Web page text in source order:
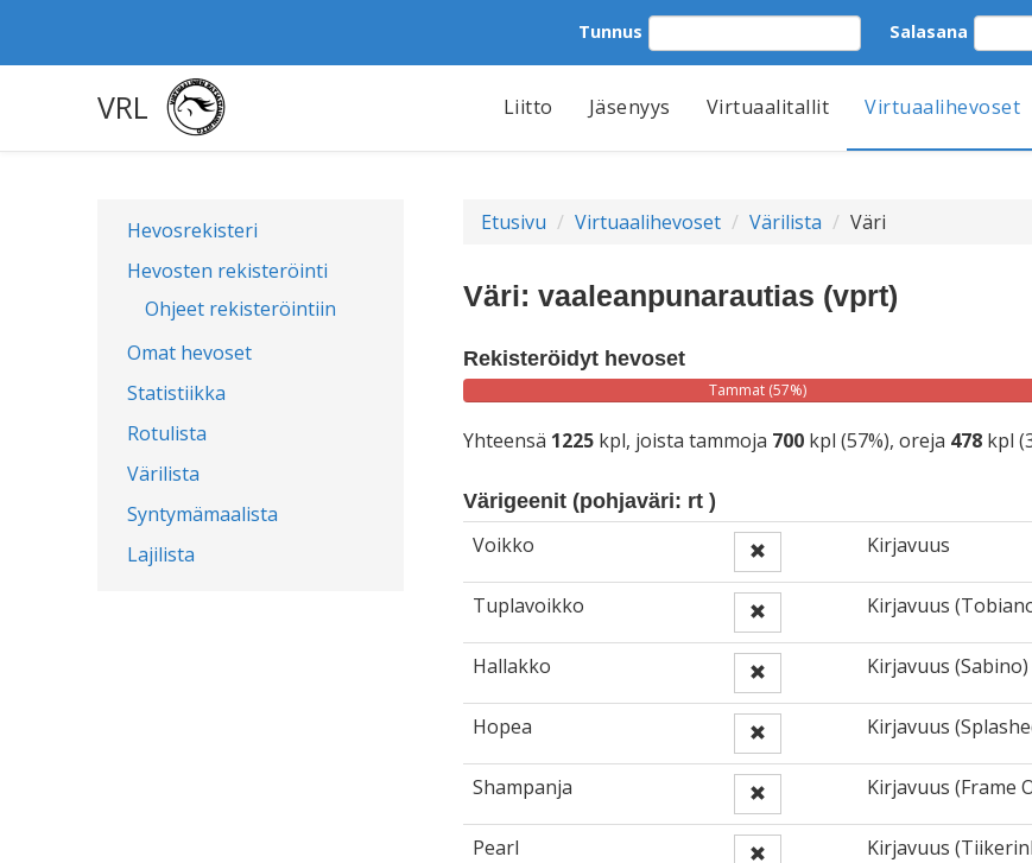
Tunnus Salasana
VRL Liitto Jäsenyys Virtuaalitallit Virtuaalihevoset
Hevosrekisteri
Hevosten rekisteröinti
Ohjeet rekisteröintiin
Omat hevoset
Statistiikka
Rotulista
Värilista
Syntymämaalista
Lajilista
Etusivu Virtuaalihevoset Värilista Väri
Väri: vaaleanpunarautias (vprt)
Rekisteröidyt hevoset
Tammat (57%)
Yhteensä 1225kpl, joista tammoja 700kpl (57%), oreja 478kpl
Värigeenit (pohjaväri: rt )
Voikko Kirjavuus
Tuplavoikko Kirjavuus
Hallakko Kirjavuus (Sabino)
Hopea Kirjavuus
Shampanja Kirjavuus (Frame
Pearl Kirjavuus